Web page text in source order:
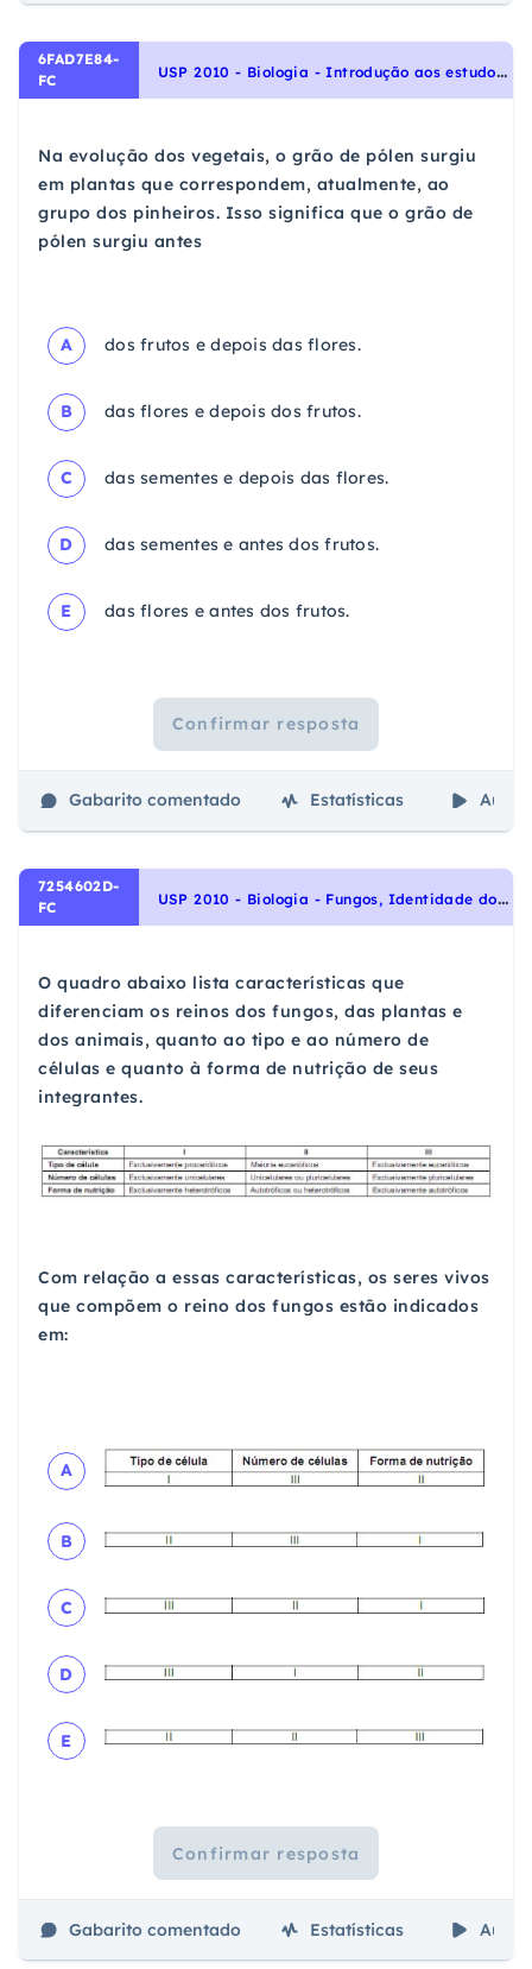
6FAD7E84-
FC
U
SP 2010 - Biologia - Introdução aos estudos das Plantas, Identidade dos seres vivos
Na evolução dos vegetais, o grão de pólen surgiu
em plantas que correspondem, atualmente, ao
grupo dos pinheiros. Isso significa que o grão de
pólen surgiu antes
A dos frutos e depois das flores.
B das flores e depois dos frutos.
C das sementes e depois das flores.
D das sementes e antes dos frutos.
E das flores e antes dos frutos.
Confirmar resposta
Gabarito comentado Estatísticas Aulas
7254602D-
FC
U
SP 2010 - Biologia - Fungos, Identidade dos seres vivos
O quadro abaixo lista características que
diferenciam os reinos dos fungos, das plantas e
dos animais, quanto ao tipo e ao número de
células e quanto à forma de nutrição de seus
integrantes.
Com relação a essas características, os seres vivos
que compõem o reino dos fungos estão indicados
em:
A
B
C
D
E
Confirmar resposta
Gabarito comentado Estatísticas Aulas